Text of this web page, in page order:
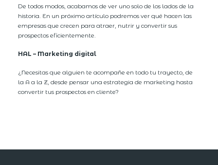
De todos modos, acabamos de ver uno solo de los lados de la
historia. En un próximo artículo podremos ver qué hacen las
empresas que crecen para atraer, nutrir y convertir sus
prospectos eficientemente.
HAL – Marketing digital
¿Necesitas que alguien te acompañe en todo tu trayecto, de
la A a la Z, desde pensar una estrategia de marketing hasta
convertir tus prospectos en cliente?